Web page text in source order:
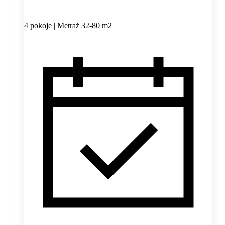
4 pokoje | Metraż 32-80 m2